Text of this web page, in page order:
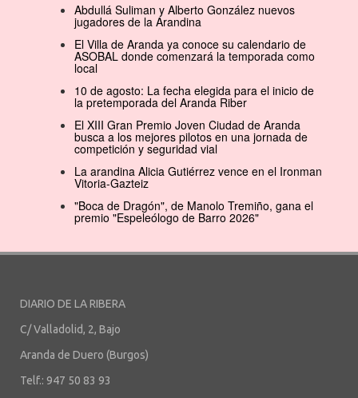
Abdullá Suliman y Alberto González nuevos
jugadores de la Arandina
El Villa de Aranda ya conoce su calendario de
ASOBAL donde comenzará la temporada como
local
10 de agosto: La fecha elegida para el inicio de
la pretemporada del Aranda Riber
El XIII Gran Premio Joven Ciudad de Aranda
busca a los mejores pilotos en una jornada de
competición y seguridad vial
La arandina Alicia Gutiérrez vence en el Ironman
Vitoria-Gazteiz
"Boca de Dragón", de Manolo Tremiño, gana el
premio "Espeleólogo de Barro 2026"
DIARIO DE LA RIBERA
C/ Valladolid, 2, Bajo
Aranda de Duero (Burgos)
Telf.: 947 50 83 93